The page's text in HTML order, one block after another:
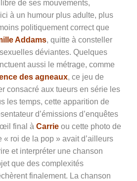
de ses mouvements,
à un humour plus adulte, plus
politiquement correct que
Addams, quitte à consteller
déviantes. Quelques
aussi le métrage, comme
des agneaux, ce jeu de
consacré aux tueurs en série les
les temps, cette apparition de
d’émissions d’enquêtes
final à Carrie ou cette photo de
« roi de la pop » avait d’ailleurs
et interpréter une chanson
que des complexités
finalement. La chanson